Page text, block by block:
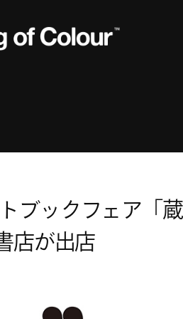
ブックフェア「
店が出店